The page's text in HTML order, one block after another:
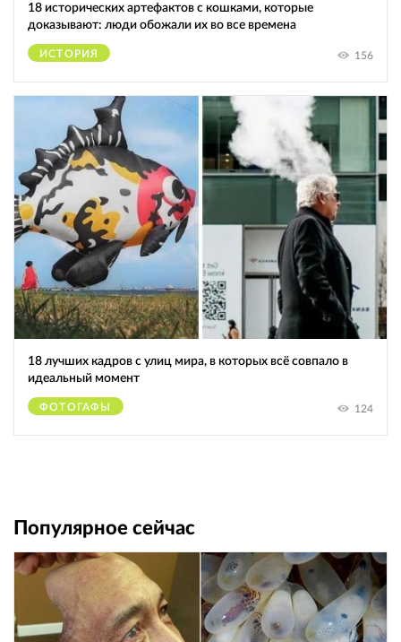
18 исторических артефактов с кошками, которые
доказывают: люди обожали их во все времена
ИСТОРИЯ 156
18 лучших кадров с улиц мира, в которых всё совпало в
идеальный момент
ФОТОГАФЫ 124
Популярное сейчас